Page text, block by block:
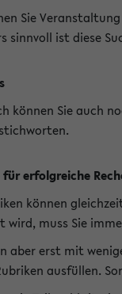
Sie
sinnvoll ist diese
können Sie auch
für erfolgreiche
können
wird, muss Sie
aber erst mit
ausfüllen.